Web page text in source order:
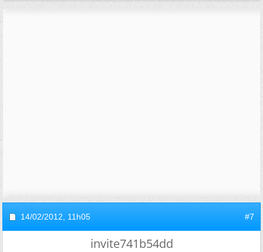
14/02/2012, 11h05 #7
invite741b54dd